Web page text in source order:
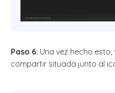
Paso 6: Una vez hecho
compartir situada junto al